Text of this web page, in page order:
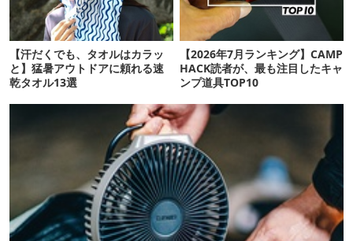
【汗だくでも、タオルはカラッ
と】猛暑アウトドアに頼れる速
乾タオル13選
【2026年7月ランキング】CAMP
HACK読者が、最も注目したキャ
ンプ道具TOP10